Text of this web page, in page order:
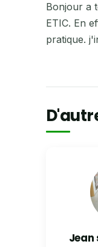
Bonjour a
ETIC. En
pratique.
Jean